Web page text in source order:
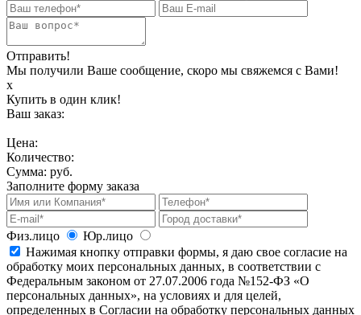
Отправить!
Мы получили Ваше сообщение, скоро мы свяжемся с Вами!
х
Купить в один клик!
Ваш заказ:
Цена:
Количество:
Сумма: руб.
Заполните форму заказа
Физ.лицо
Юр.лицо
Нажимая кнопку отправки формы, я даю свое согласие на
обработку моих персональных данных, в соответствии с
Федеральным законом от 27.07.2006 года №152-ФЗ «О
персональных данных», на условиях и для целей,
определенных в Согласии на обработку персональных данных